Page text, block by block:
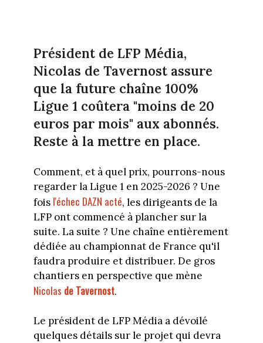
Président de LFP Média,
Nicolas de Tavernost assure
que la future chaîne 100%
Ligue 1 coûtera "moins de 20
euros par mois" aux abonnés.
Reste à la mettre en place.
Comment, et à quel prix, pourrons-nous
regarder la Ligue 1 en 2025-2026 ? Une
fois l'échec DAZN acté, les dirigeants de la
LFP ont commencé à plancher sur la
suite. La suite ? Une chaîne entièrement
dédiée au championnat de France qu'il
faudra produire et distribuer. De gros
chantiers en perspective que mène
Nicolas de Tavernost.
Le président de LFP Média a dévoilé
quelques détails sur le projet qui devra